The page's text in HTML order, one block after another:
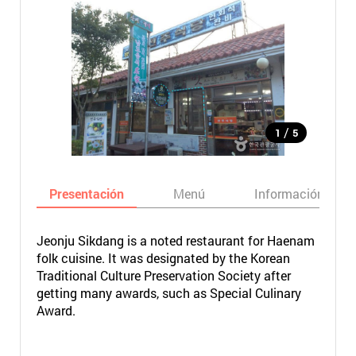
1 / 5
Presentación Menú Información
Jeonju Sikdang is a noted restaurant for Haenam
folk cuisine. It was designated by the Korean
Traditional Culture Preservation Society after
getting many awards, such as Special Culinary
Award.